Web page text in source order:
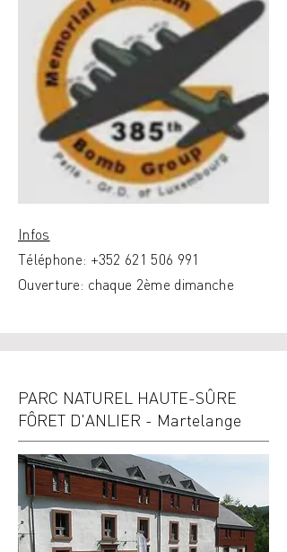
Infos
Téléphone: +352 621 506 991
Ouverture: chaque 2ème dimanche
PARC NATUREL HAUTE-SÛRE
FÔRET D'ANLIER - Martelange